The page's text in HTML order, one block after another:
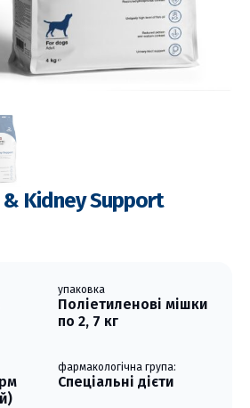
Kidney Support
упаковка
Поліетиленові мішки
по 2, 7 кг
фармакологічна група:
Спеціальні дієти